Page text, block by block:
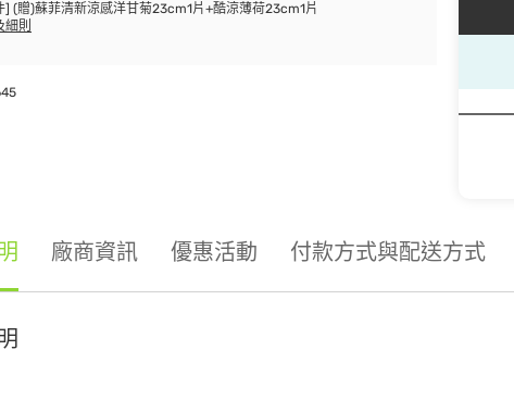
] (贈)蘇菲清新涼感洋甘菊23cm1片+酷涼薄荷23cm1片
細則
廠商資訊 優惠活動 付款方式與配送方式